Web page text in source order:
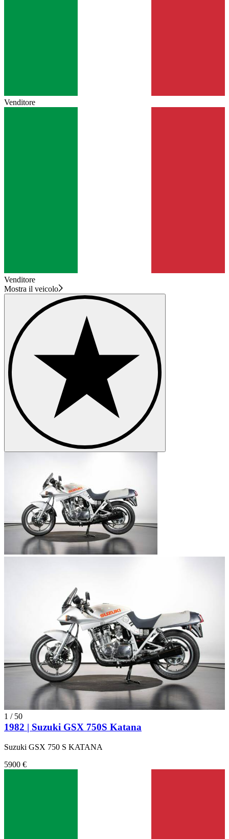
Venditore
Venditore
Mostra il veicolo
1 / 50
1982 | Suzuki GSX 750S Katana
Suzuki GSX 750 S KATANA
5900 €